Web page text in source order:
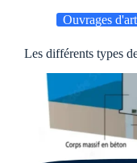
Digues
Ouvrages d'art
Les différents types